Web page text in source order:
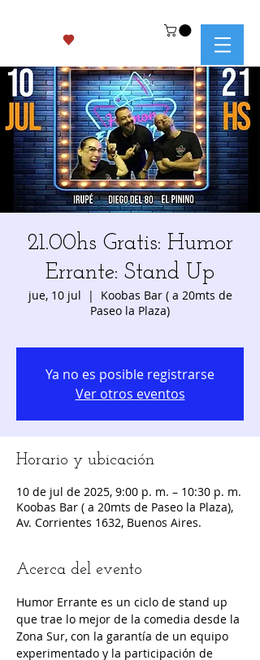
21.00hs Gratis: Humor
Errante: Stand Up
jue, 10 jul
  |
Koobas Bar ( a 20mts de
Paseo la Plaza)
Ya no es posible registrarse
Ver otros eventos
Horario y ubicación
10 de jul de 2025, 9:00 p. m. – 10:30 p. m.
Koobas Bar ( a 20mts de Paseo la Plaza),
Av. Corrientes 1632, Buenos Aires.
Acerca del evento
Humor Errante es un ciclo de stand up
que trae lo mejor de la comedia desde la
Zona Sur, con la garantía de un equipo
experimentado y la participación de